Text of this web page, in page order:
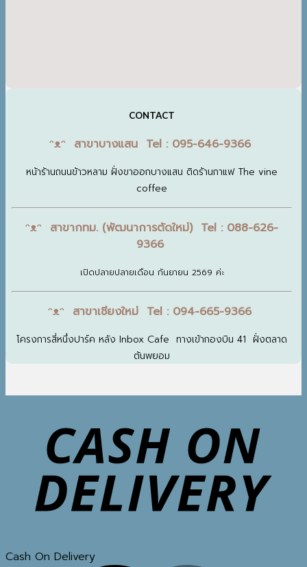
CONTACT
ᵔᴥᵔ สาขาบางแสน Tel : 095-646-9366
หน้าร้านถนนข้าวหลาม ฝั่งขาออกบางแสน ติดร้านกาแฟ The vine
coffee
ᵔᴥᵔ สาขากทม. (พัฒนาการตัดใหม่) Tel : 088-626-
9366
เปิดปลายปลายเดือน กันยายน 2569 ค่ะ
ᵔᴥᵔ สาขาเชียงใหม่ Tel : 094-665-9366
โครงการสี่หนึ่งปาร์ค หลัง Inbox Cafe ทางเข้ากองบิน 41 ฝั่งตลาด
ต้นพยอม
Cash On Delivery